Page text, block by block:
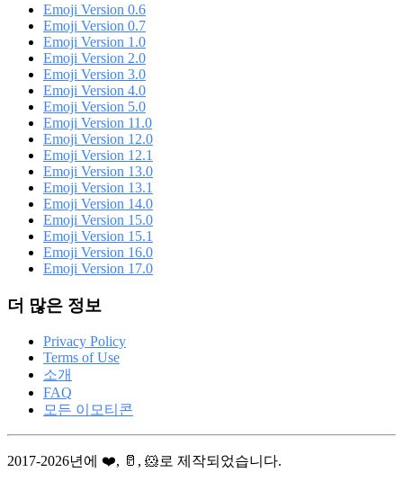
Emoji Version 0.6
Emoji Version 0.7
Emoji Version 1.0
Emoji Version 2.0
Emoji Version 3.0
Emoji Version 4.0
Emoji Version 5.0
Emoji Version 11.0
Emoji Version 12.0
Emoji Version 12.1
Emoji Version 13.0
Emoji Version 13.1
Emoji Version 14.0
Emoji Version 15.0
Emoji Version 15.1
Emoji Version 16.0
Emoji Version 17.0
더 많은 정보
Privacy Policy
Terms of Use
소개
FAQ
모든 이모티콘
2017-2026년에 ❤️, 🥛, 🐹로 제작되었습니다.